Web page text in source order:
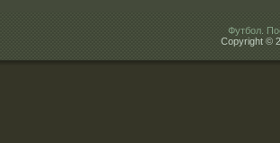
Футбол.
Copyright ©